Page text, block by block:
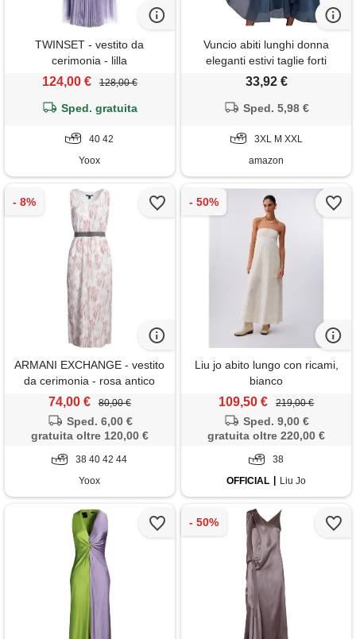
TWINSET - vestito da
cerimonia - lilla
124,00 € 128,00 €
Sped. gratuita
40 42
Yoox
Vuncio abiti lunghi donna
eleganti estivi taglie forti
morbidi fantasia vestito donna
a fiori casual cerimonia
33,92 €
Sped. 5,98 €
3XL M XXL
amazon
ARMANI EXCHANGE - vestito
da cerimonia - rosa antico
74,00 € 80,00 €
Sped. 6,00 €
gratuita oltre 120,00 €
38 40 42 44
Yoox
Liu jo abito lungo con ricami,
bianco
109,50 € 219,00 €
Sped. 9,00 €
gratuita oltre 220,00 €
38
OFFICIAL
Liu Jo